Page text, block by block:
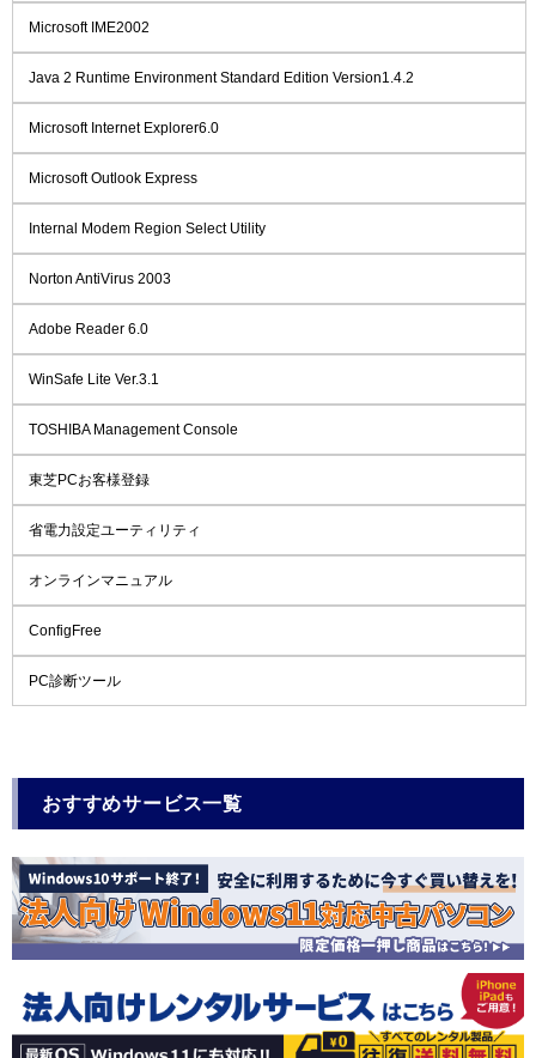
Microsoft IME2002
Java 2 Runtime Environment Standard Edition Version1.4.2
Microsoft Internet Explorer6.0
Microsoft Outlook Express
Internal Modem Region Select Utility
Norton AntiVirus 2003
Adobe Reader 6.0
WinSafe Lite Ver.3.1
TOSHIBA Management Console
東芝PCお客様登録
省電力設定ユーティリティ
オンラインマニュアル
ConfigFree
PC診断ツール
おすすめサービス一覧